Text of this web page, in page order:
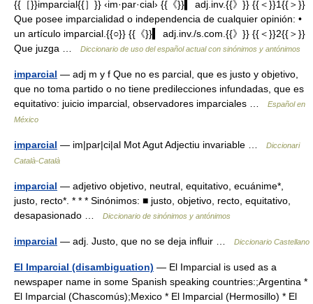
{{［}}imparcial{{］}} ‹im·par·cial› {{《}}▍ adj.inv.{{》}} {{＜}}1{{＞}}
Que posee imparcialidad o independencia de cualquier opinión: •
un artículo imparcial.{{○}} {{《}}▍ adj.inv./s.com.{{》}} {{＜}}2{{＞}}
Que juzga …
Diccionario de uso del español actual con sinónimos y antónimos
imparcial — adj m y f Que no es parcial, que es justo y objetivo,
que no toma partido o no tiene predilecciones infundadas, que es
equitativo: juicio imparcial, observadores imparciales …
Español en
México
imparcial — im|par|ci|al Mot Agut Adjectiu invariable …
Diccionari
Català-Català
imparcial — adjetivo objetivo, neutral, equitativo, ecuánime*,
justo, recto*. * * * Sinónimos: ■ justo, objetivo, recto, equitativo,
desapasionado …
Diccionario de sinónimos y antónimos
imparcial — adj. Justo, que no se deja influir … Diccionario Castellano
El Imparcial (disambiguation) — El Imparcial is used as a
newspaper name in some Spanish speaking countries:;Argentina *
El Imparcial (Chascomús);Mexico * El Imparcial (Hermosillo) * El